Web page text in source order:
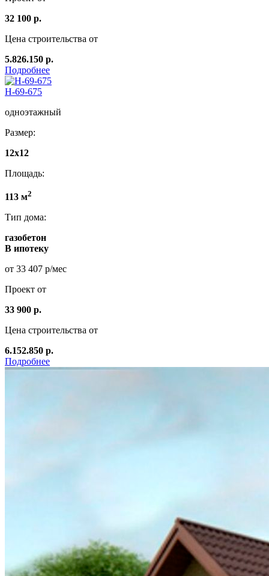
32 100 р.
Цена строительства от
5.826.150 р.
Подробнее
Н-69-675
одноэтажный
Размер:
12x12
Площадь:
113 м2
Тип дома:
газобетон
В ипотеку
от 33 407 р/мес
Проект от
33 900 р.
Цена строительства от
6.152.850 р.
Подробнее